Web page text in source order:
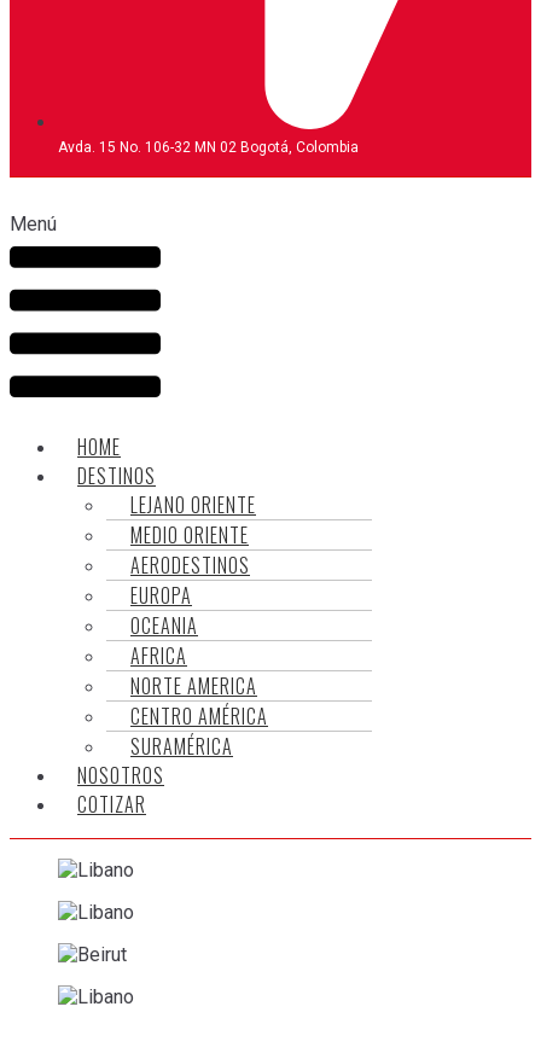
Avda. 15 No. 106-32 MN 02 Bogotá, Colombia
Menú
HOME
DESTINOS
LEJANO ORIENTE
MEDIO ORIENTE
AERODESTINOS
EUROPA
OCEANIA
AFRICA
NORTE AMERICA
CENTRO AMÉRICA
SURAMÉRICA
NOSOTROS
COTIZAR